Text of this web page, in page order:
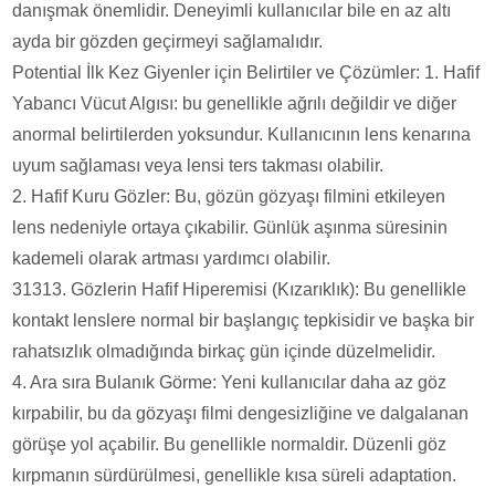
danışmak önemlidir. Deneyimli kullanıcılar bile en az altı
ayda bir gözden geçirmeyi sağlamalıdır.
Potential İlk Kez Giyenler için Belirtiler ve Çözümler: 1. Hafif
Yabancı Vücut Algısı: bu genellikle ağrılı değildir ve diğer
anormal belirtilerden yoksundur. Kullanıcının lens kenarına
uyum sağlaması veya lensi ters takması olabilir.
2. Hafif Kuru Gözler: Bu, gözün gözyaşı filmini etkileyen
lens nedeniyle ortaya çıkabilir. Günlük aşınma süresinin
kademeli olarak artması yardımcı olabilir.
31313. Gözlerin Hafif Hiperemisi (Kızarıklık): Bu genellikle
kontakt lenslere normal bir başlangıç tepkisidir ve başka bir
rahatsızlık olmadığında birkaç gün içinde düzelmelidir.
4. Ara sıra Bulanık Görme: Yeni kullanıcılar daha az göz
kırpabilir, bu da gözyaşı filmi dengesizliğine ve dalgalanan
görüşe yol açabilir. Bu genellikle normaldir. Düzenli göz
kırpmanın sürdürülmesi, genellikle kısa süreli adaptation.